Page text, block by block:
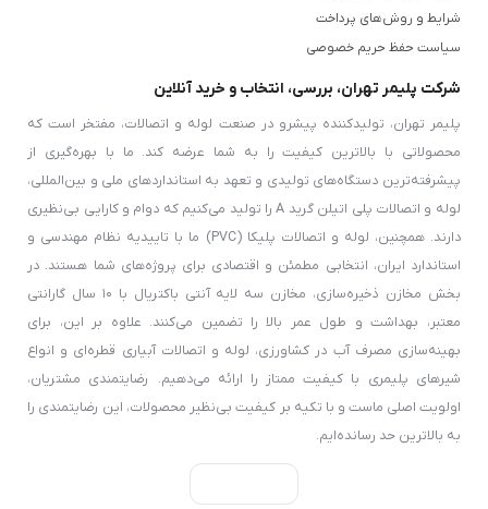
شرایط و روش‌های پرداخت
سیاست حفظ حریم خصوصی
شرکت پلیمر تهران، بررسی، انتخاب و خرید آنلاین
پلیمر تهران، تولیدکننده پیشرو در صنعت لوله و اتصالات، مفتخر است که
محصولاتی با بالاترین کیفیت را به شما عرضه کند. ما با بهره‌گیری از
پیشرفته‌ترین دستگاه‌های تولیدی و تعهد به استانداردهای ملی و بین‌المللی،
لوله و اتصالات پلی اتیلن گرید A را تولید می‌کنیم که دوام و کارایی بی‌نظیری
دارند. همچنین، لوله و اتصالات پلیکا (PVC) ما با تاییدیه نظام مهندسی و
استاندارد ایران، انتخابی مطمئن و اقتصادی برای پروژه‌های شما هستند. در
بخش مخازن ذخیره‌سازی، مخازن سه لایه آنتی باکتریال با ۱۰ سال گارانتی
معتبر، بهداشت و طول عمر بالا را تضمین می‌کنند. علاوه بر این، برای
بهینه‌سازی مصرف آب در کشاورزی، لوله و اتصالات آبیاری قطره‌ای و انواع
شیرهای پلیمری با کیفیت ممتاز را ارائه می‌دهیم. رضایتمندی مشتریان،
اولویت اصلی ماست و با تکیه بر کیفیت بی‌نظیر محصولات، این رضایتمندی را
به بالاترین حد رسانده‌ایم.